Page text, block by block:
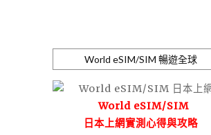
World eSIM/SIM 暢遊全球
World eSIM/SIM
日本上網實測心得與攻略